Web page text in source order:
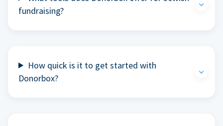
fundraising?
How quick is it to get started with
Donorbox?